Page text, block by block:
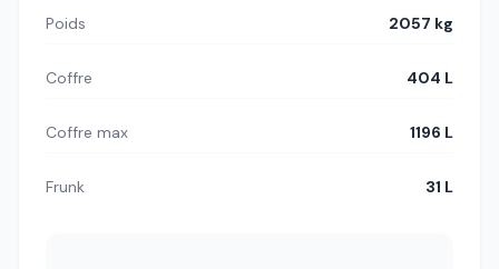
Poids 2057 kg
Coffre 404 L
Coffre max 1196 L
Frunk 31 L